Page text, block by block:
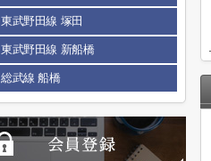
東武野田線 塚田
東武野田線 新船橋
総武線 船橋